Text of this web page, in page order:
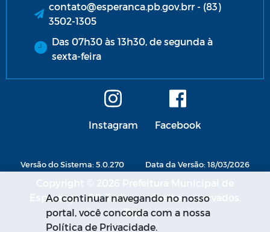
contato@esperanca.pb.gov.brr - (83)
3502-1305
Das 07h30 às 13h30, de segunda à
sexta-feira
Instagram Facebook
Versão do Sistema: 5.0.270 Data da Versão: 18/03/2026
Copyright © 2026 Prefeitura Municipal de
Esperança - PB. Todos os direitos reservados.
Ao continuar navegando no nosso
portal, você concorda com a nossa
Política de Privacidade.